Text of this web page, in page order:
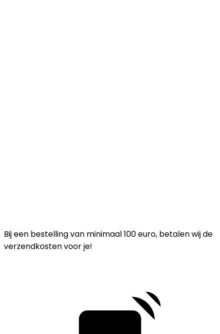
Bij een bestelling van minimaal 100 euro, betalen wij de
verzendkosten voor je!